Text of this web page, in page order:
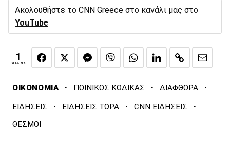
Ακολουθήστε το CNN Greece στο κανάλι μας στο
YouTube
1
SHARES
ΟΙΚΟΝΟΜΙΑ · ΠΟΙΝΙΚΟΣ ΚΩΔΙΚΑΣ · ΔΙΑΦΘΟΡΑ ·
ΕΙΔΗΣΕΙΣ · ΕΙΔΗΣΕΙΣ ΤΩΡΑ · CNN ΕΙΔΗΣΕΙΣ ·
ΘΕΣΜΟΙ